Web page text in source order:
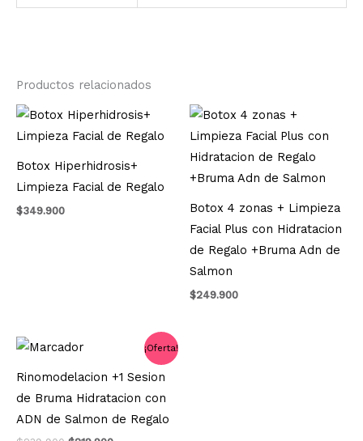
Productos relacionados
Botox Hiperhidrosis+
Limpieza Facial de Regalo
$349.900
Botox 4 zonas + Limpieza
Facial Plus con Hidratacion
de Regalo +Bruma Adn de
Salmon
$249.900
¡Oferta!
Rinomodelacion +1 Sesion
de Bruma Hidratacion con
ADN de Salmon de Regalo
El
original
era:
$239.900.
es:
$219.900.